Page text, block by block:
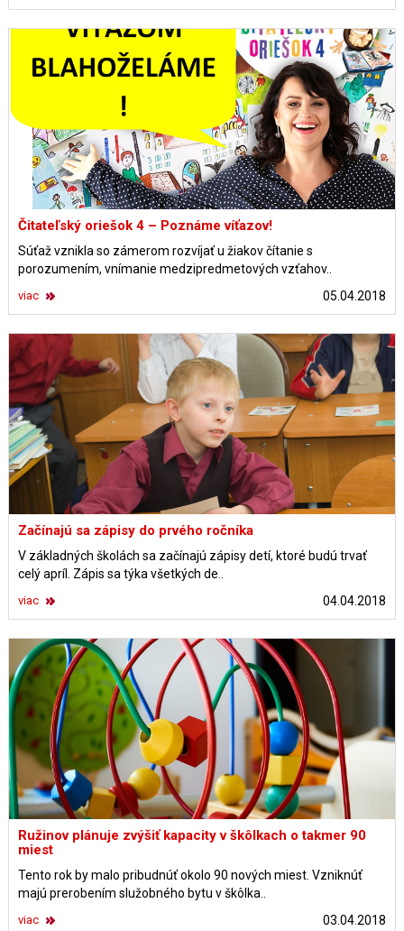
Čitateľský oriešok 4 – Poznáme víťazov!
Súťaž vznikla so zámerom rozvíjať u žiakov čítanie s
porozumením, vnímanie medzipredmetových vzťahov..
05.04.2018
viac
Začínajú sa zápisy do prvého ročníka
V základných školách sa začínajú zápisy detí, ktoré budú trvať
celý apríl. Zápis sa týka všetkých de..
04.04.2018
viac
Ružinov plánuje zvýšiť kapacity v škôlkach o takmer 90
miest
Tento rok by malo pribudnúť okolo 90 nových miest. Vzniknúť
majú prerobením služobného bytu v škôlka..
03.04.2018
viac